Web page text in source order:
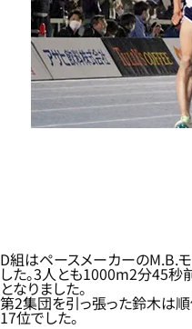
D組はペースメーカーのM.B.
した。3人とも1000m2分45
となりました。
第2集団を引っ張った鈴木は
17位でした。